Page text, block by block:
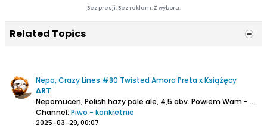
Bez presji. Bez reklam. Z wyboru.
Related Topics
Nepo, Crazy Lines #80 Twisted Amora Preta x Książęcy
ART
Nepomucen, Polish hazy pale ale, 4,5 abv. Powiem Wam - to objawienie! żadnego mydła i powidła jak w innych produkcjach z naszymi nowofalowymi chmielami, które wyszły w ostatnich miesiącach. Nie wiem, może to wypadek przy pracy, ale wreszcie ktoś zrobił bardzo dobrą robotę z Amorą...
Channel: Piwo - konkretnie
2025-03-29, 00:07